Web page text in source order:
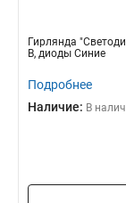
Гирлянда
В, диоды Синие
Подробнее
Наличие: В